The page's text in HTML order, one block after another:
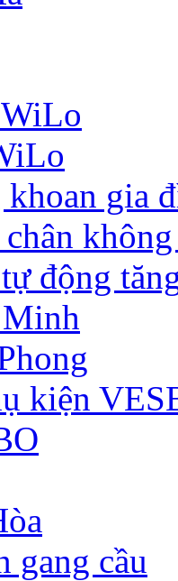
gia
động
kiện
gang cầu